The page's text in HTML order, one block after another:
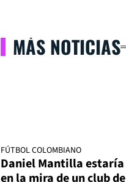
MÁS NOTICIAS
FÚTBOL COLOMBIANO
Daniel Mantilla estaría
en la mira de un club de